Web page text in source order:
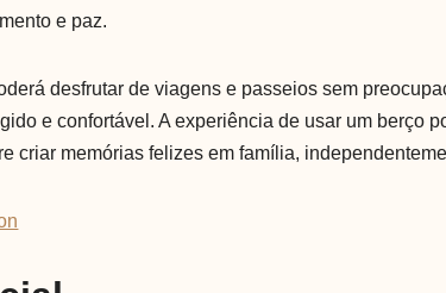
e paz.
desfrutar de viagens e passeios sem
e confortável. A experiência de usar um berço
criar memórias felizes em família,